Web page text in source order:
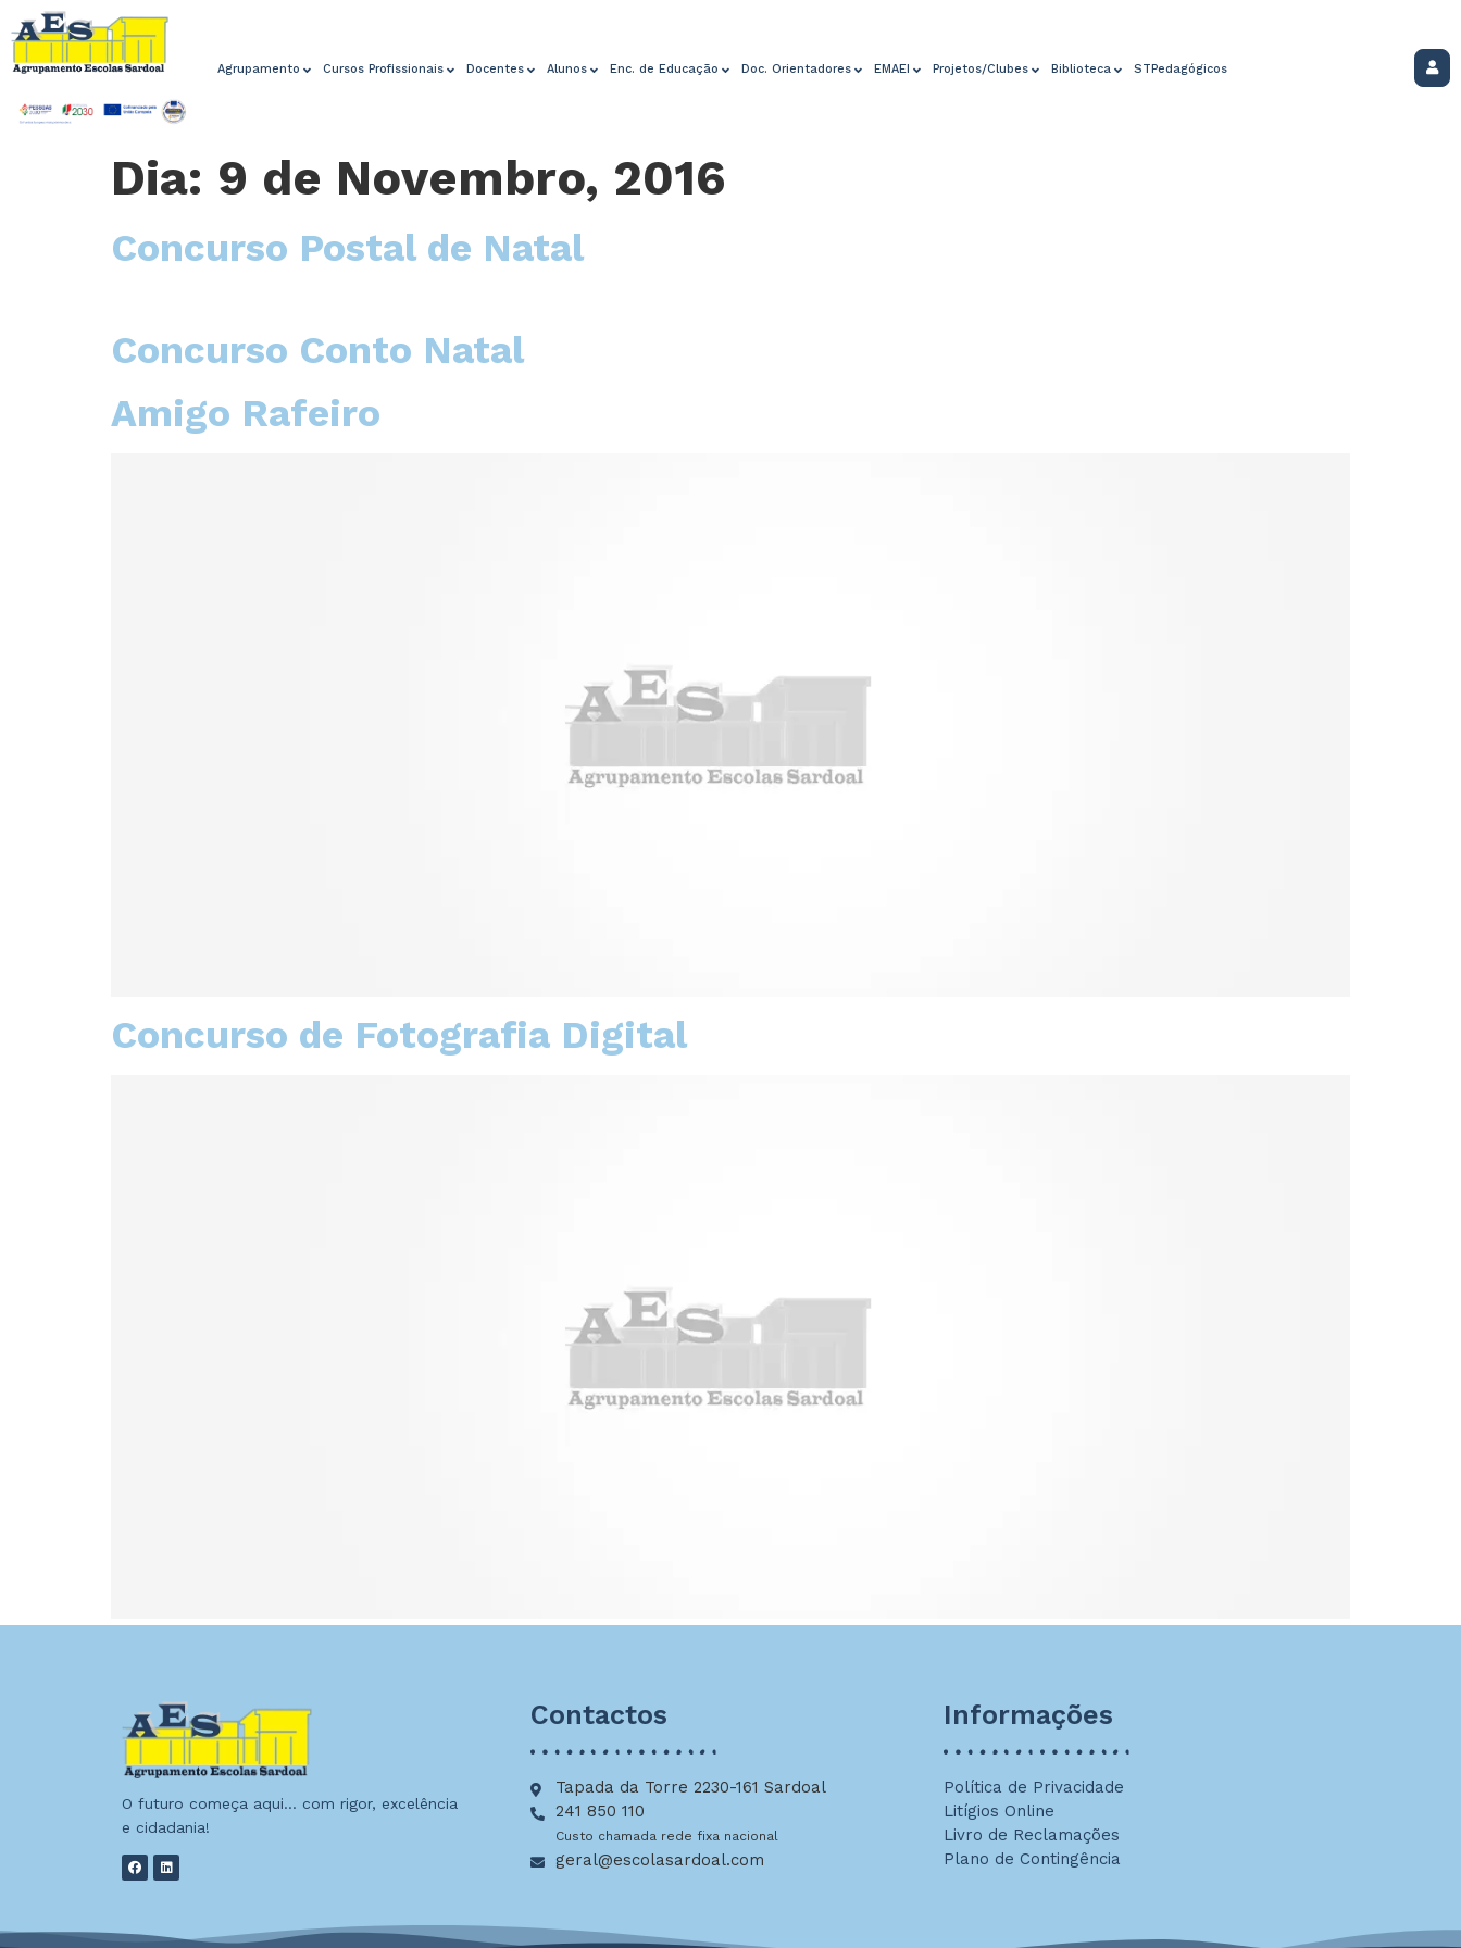
Agrupamento Cursos Profissionais Docentes Alunos Enc. de Educação Doc. Orientadores EMAEI Projetos/Clubes Biblioteca STPedagógicos
Dia: 9 de Novembro, 2016
Concurso Postal de Natal
Concurso Conto Natal
Amigo Rafeiro
Concurso de Fotografia Digital
O futuro começa aqui… com rigor, excelência
e cidadania!
Contactos
Tapada da Torre 2230-161 Sardoal
241 850 110
Custo chamada rede fixa nacional
geral@escolasardoal.com
Informações
Política de Privacidade
Litígios Online
Livro de Reclamações
Plano de Contingência